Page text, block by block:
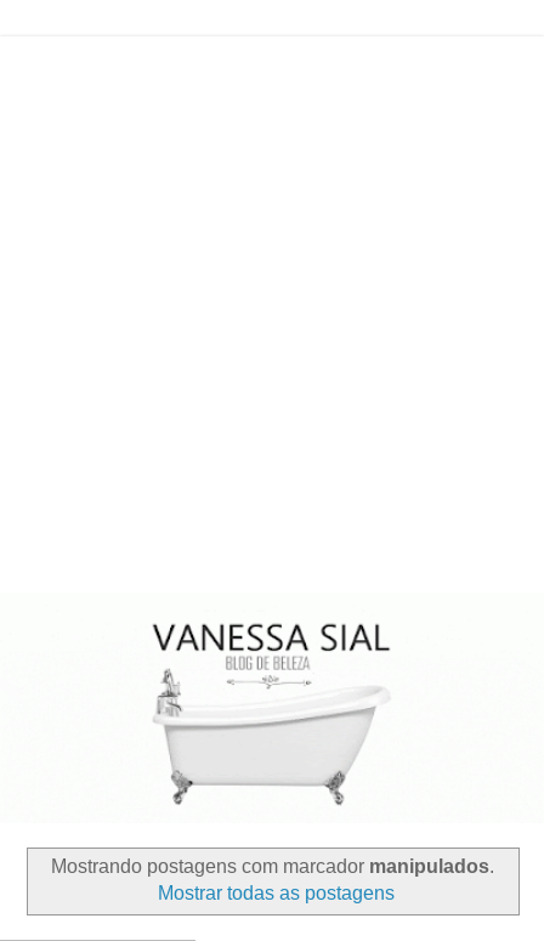
Mostrando postagens com marcador manipulados.
Mostrar todas as postagens